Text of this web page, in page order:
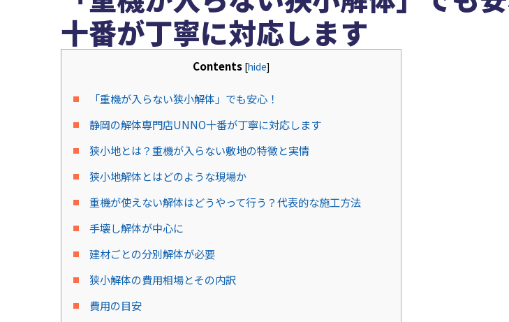
十番が丁寧に対応します
Contents [hide]
「重機が入らない狭小解体」でも安心！
静岡の解体専門店UNNO十番が丁寧に対応します
狭小地とは？重機が入らない敷地の特徴と実情
狭小地解体とはどのような現場か
重機が使えない解体はどうやって行う？代表的な施工方法
手壊し解体が中心に
建材ごとの分別解体が必要
狭小解体の費用相場とその内訳
費用の目安